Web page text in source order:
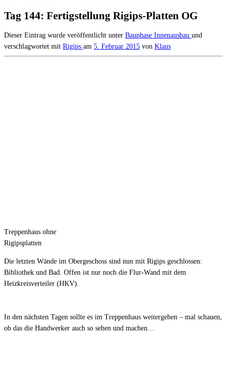
Tag 144: Fertigstellung Rigips-Platten OG
Dieser Eintrag wurde veröffentlicht unter Bauphase Innenausbau und
verschlagwortet mit Rigips am 5. Februar 2015 von Klaus
Treppenhaus ohne
Rigipsplatten
Die letzten Wände im Obergeschoss sind nun mit Rigips geschlossen:
Bibliothek und Bad. Offen ist nur noch die Flur-Wand mit dem
Heizkreisverteiler (HKV).
In den nächsten Tagen sollte es im Treppenhaus weitergehen – mal schauen,
ob das die Handwerker auch so sehen und machen…